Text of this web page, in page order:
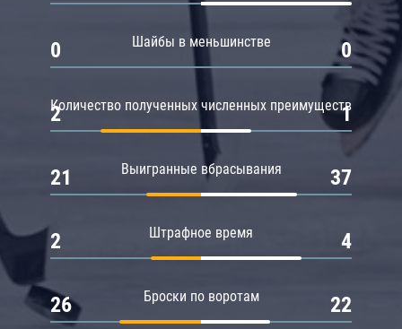
Шайбы в меньшинстве
0 0
Количество полученных численных преимуществ
2 1
Выигранные вбрасывания
21 37
Штрафное время
2 4
Броски по воротам
26 22